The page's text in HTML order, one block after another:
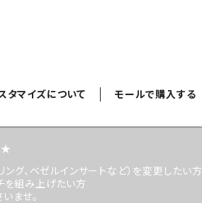
タマイズについて モールで購入する
グ、ベゼルインサートなど）を変更したい方
を組み上げたい方
ませ。